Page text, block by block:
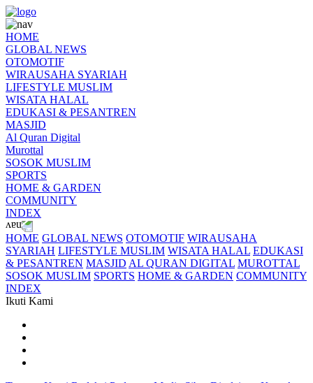
HOME
GLOBAL NEWS
OTOMOTIF
WIRAUSAHA SYARIAH
LIFESTYLE MUSLIM
WISATA HALAL
EDUKASI & PESANTREN
MASJID
Al Quran Digital
Murottal
SOSOK MUSLIM
SPORTS
HOME & GARDEN
COMMUNITY
INDEX
HOME GLOBAL NEWS OTOMOTIF WIRAUSAHA
SYARIAH LIFESTYLE MUSLIM WISATA HALAL EDUKASI
& PESANTREN MASJID AL QURAN DIGITAL MUROTTAL
SOSOK MUSLIM SPORTS HOME & GARDEN COMMUNITY
INDEX
Ikuti Kami